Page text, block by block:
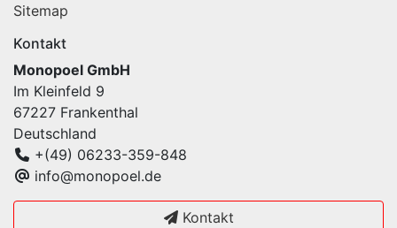
Sitemap
Kontakt
Monopoel GmbH
Im Kleinfeld 9
67227 Frankenthal
Deutschland
+(49) 06233-359-848
info@monopoel.de
Kontakt